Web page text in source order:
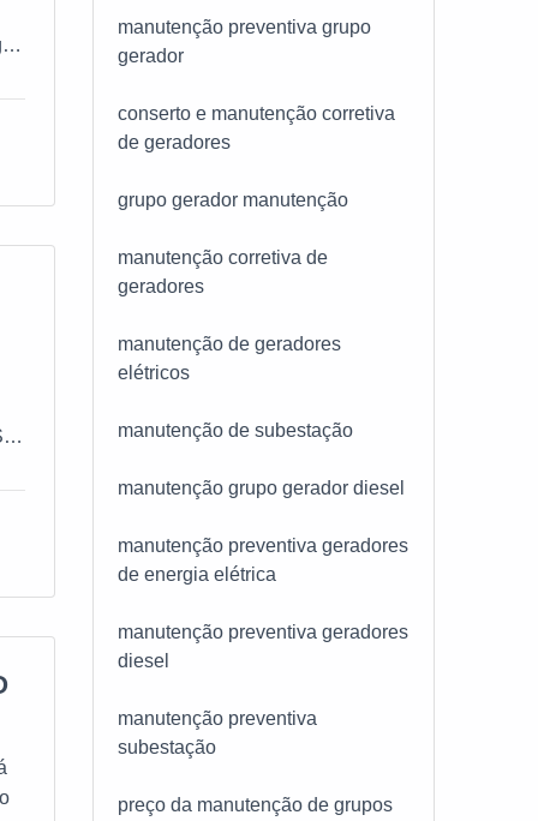
manutenção preventiva grupo
gerador
conserto e manutenção corretiva
de geradores
grupo gerador manutenção
manutenção corretiva de
geradores
manutenção de geradores
elétricos
manutenção de subestação
manutenção grupo gerador diesel
manutenção preventiva geradores
de energia elétrica
manutenção preventiva geradores
diesel
manutenção preventiva
subestação
preço da manutenção de grupos